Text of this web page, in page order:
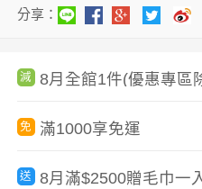
分享：
減 8月全館1件(優惠專區
免 滿1000享免運
送 8月滿$2500贈毛巾一